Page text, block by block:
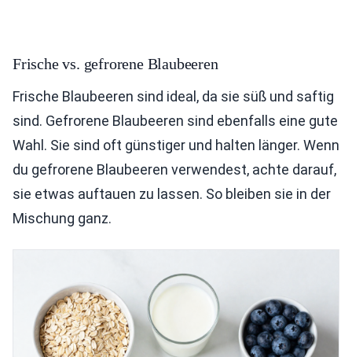
Frische vs. gefrorene Blaubeeren
Frische Blaubeeren sind ideal, da sie süß und saftig
sind. Gefrorene Blaubeeren sind ebenfalls eine gute
Wahl. Sie sind oft günstiger und halten länger. Wenn
du gefrorene Blaubeeren verwendest, achte darauf,
sie etwas auftauen zu lassen. So bleiben sie in der
Mischung ganz.